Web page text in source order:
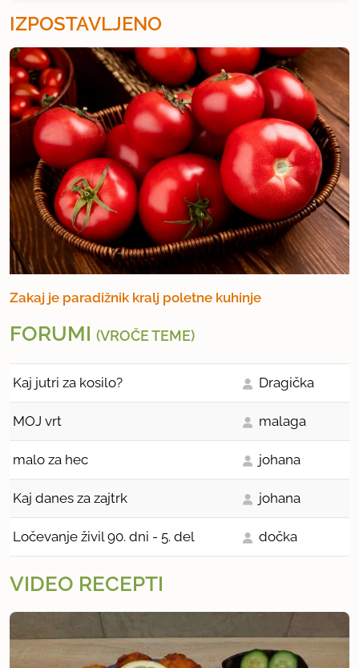
IZPOSTAVLJENO
Zakaj je paradižnik kralj poletne kuhinje
FORUMI (VROČE TEME)
Kaj jutri za kosilo? Dragička
MOJ vrt malaga
malo za hec johana
Kaj danes za zajtrk johana
Ločevanje živil 90. dni - 5. del dočka
VIDEO RECEPTI